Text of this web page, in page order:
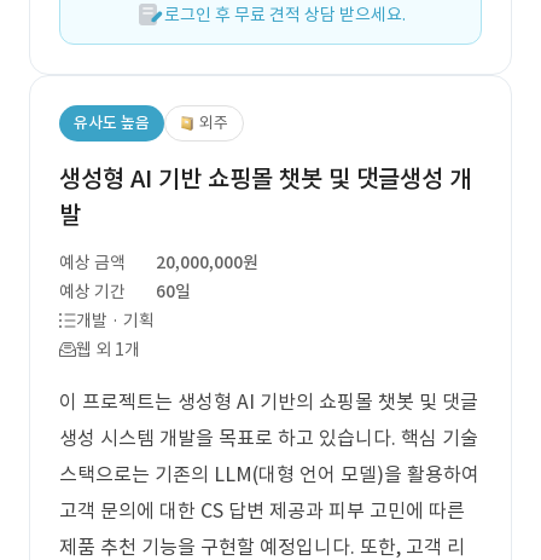
로그인 후 무료 견적 상담 받으세요.
유사도 높음 외주
생성형 AI 기반 쇼핑몰 챗봇 및 댓글생성 개
발
예상 금액
20,000,000원
예상 기간
60일
개발 · 기획
웹 외 1개
이 프로젝트는 생성형 AI 기반의 쇼핑몰 챗봇 및 댓글
생성 시스템 개발을 목표로 하고 있습니다. 핵심 기술
스택으로는 기존의 LLM(대형 언어 모델)을 활용하여
고객 문의에 대한 CS 답변 제공과 피부 고민에 따른
제품 추천 기능을 구현할 예정입니다. 또한, 고객 리